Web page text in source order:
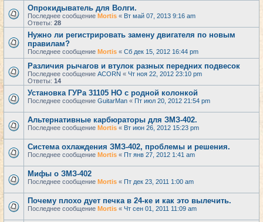
Опрокидыватель для Волги.
Последнее сообщение Mortis « Вт май 07, 2013 9:16 am
Ответы: 28
Нужно ли регистрировать замену двигателя по новым
правилам?
Последнее сообщение Mortis « Сб дек 15, 2012 16:44 pm
Различия рычагов и втулок разных передних подвесок
Последнее сообщение ACORN « Чт ноя 22, 2012 23:10 pm
Ответы: 14
Установка ГУРа 31105 НО с родной колонкой
Последнее сообщение GuitarMan « Пт июл 20, 2012 21:54 pm
Альтернативные карбюраторы для ЗМЗ-402.
Последнее сообщение Mortis « Вт июн 26, 2012 15:23 pm
Система охлаждения ЗМЗ-402, проблемы и решения.
Последнее сообщение Mortis « Пт янв 27, 2012 1:41 am
Мифы о ЗМЗ-402
Последнее сообщение Mortis « Пт дек 23, 2011 1:00 am
Почему плохо дует печка в 24-ке и как это вылечить.
Последнее сообщение Mortis « Чт сен 01, 2011 11:09 am